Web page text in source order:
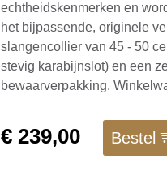
echtheidskenmerken en
het bijpassende, originele
slangencollier van 45 - 50
stevig karabijnslot) en een
bewaarverpakking.
€239,00 Bestel